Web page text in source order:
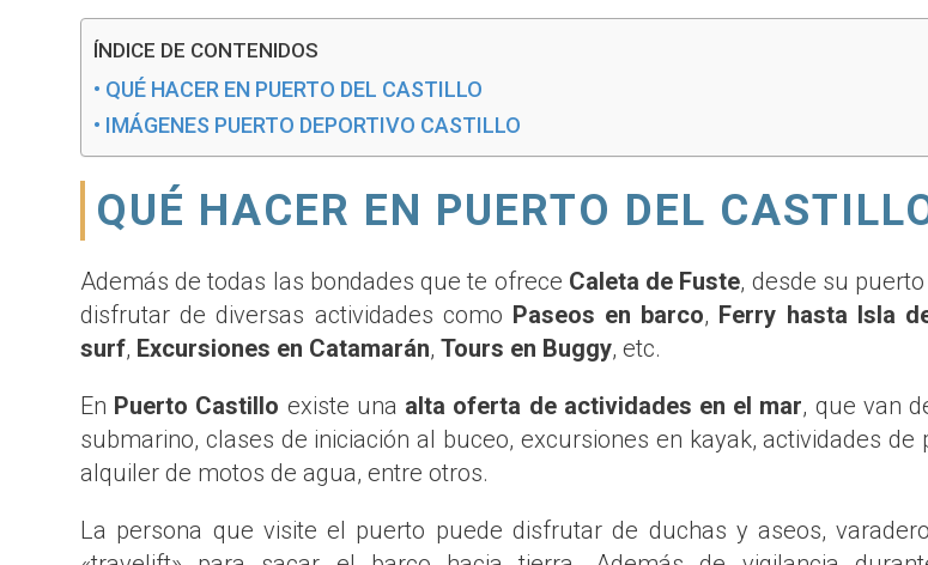
ÍNDICE DE CONTENIDOS
QUÉ HACER EN PUERTO DEL CASTILLO
IMÁGENES PUERTO DEPORTIVO CASTILLO
QUÉ HACER EN PUERTO DEL
Además de todas las bondades que te ofrece Caleta de Fuste, desde su
disfrutar de diversas actividades como Paseos en barco, Ferry hasta Isla
surf, Excursiones en Catamarán, Tours en Buggy, etc.
En Puerto Castillo existe una alta oferta de actividades en el mar, que van
submarino, clases de iniciación al buceo, excursiones en kayak, actividades de
alquiler de motos de agua, entre otros.
La persona que visite el puerto puede disfrutar de duchas y aseos,